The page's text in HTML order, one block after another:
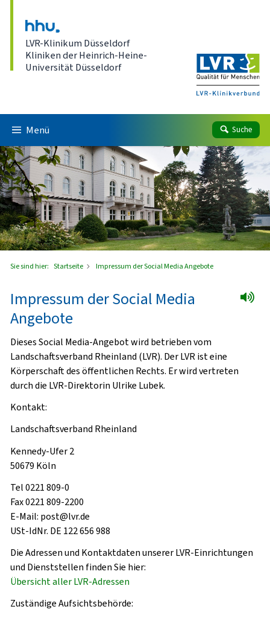
LVR-Klinikum Düsseldorf
Kliniken der Heinrich-Heine-
Universität Düsseldorf
Menü Suche
Sie sind hier: Startseite Impressum der Social Media Angebote
Impressum der Social Media
Angebote
Dieses Social Media-Angebot wird betrieben vom
Landschaftsverband Rheinland (LVR). Der LVR ist eine
Körperschaft des öffentlichen Rechts. Er wird vertreten
durch die LVR-Direktorin Ulrike Lubek.
Kontakt:
Landschaftsverband Rheinland
Kennedy-Ufer 2
50679 Köln
Tel 0221 809-0
Fax 0221 809-2200
E-Mail: post@lvr.de
USt-IdNr. DE 122 656 988
Die Adressen und Kontaktdaten unserer LVR-Einrichtungen
und Dienststellen finden Sie hier:
Übersicht aller LVR-Adressen
Zuständige Aufsichtsbehörde: